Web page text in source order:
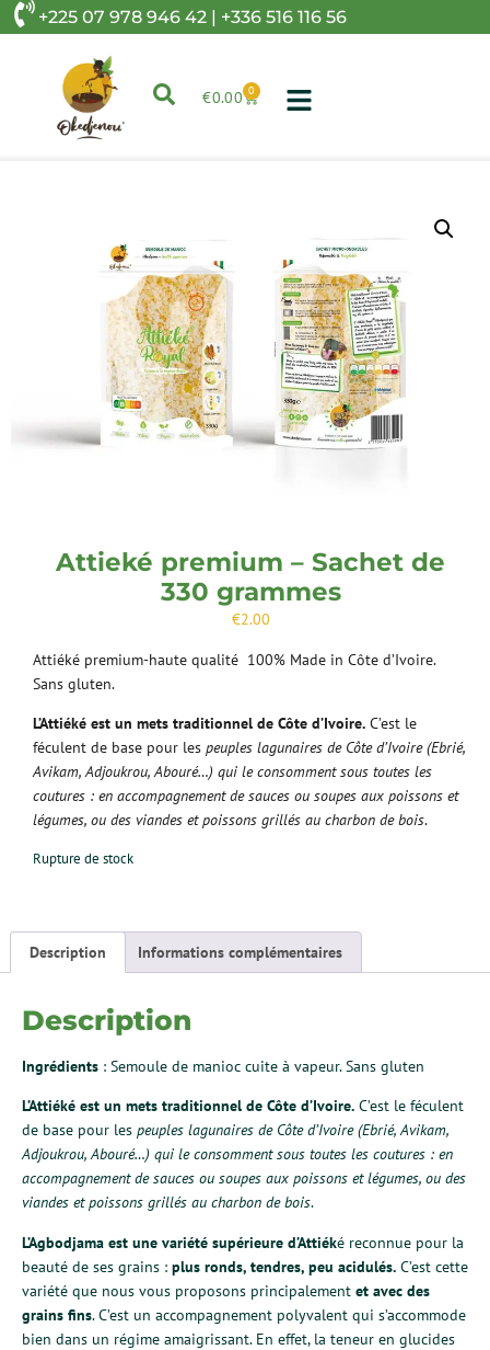
+225 07 978 946 42 | +336 516 116 56
€0.00 0
Attieké premium – Sachet de
330 grammes
€2.00
Attiéké premium-haute qualité 100% Made in Côte d’Ivoire.
Sans gluten.
L’Attiéké est un mets traditionnel de Côte d’Ivoire. C’est le
féculent de base pour les peuples lagunaires de Côte d’Ivoire (Ebrié,
Avikam, Adjoukrou, Abouré…) qui le consomment sous toutes les
coutures : en accompagnement de sauces ou soupes aux poissons et
légumes, ou des viandes et poissons grillés au charbon de bois.
Rupture de stock
Description Informations complémentaires
Description
Ingrédients : Semoule de manioc cuite à vapeur. Sans gluten
L’Attiéké est un mets traditionnel de Côte d’Ivoire. C’est le féculent
de base pour les peuples lagunaires de Côte d’Ivoire (Ebrié, Avikam,
Adjoukrou, Abouré…) qui le consomment sous toutes les coutures : en
accompagnement de sauces ou soupes aux poissons et légumes, ou des
viandes et poissons grillés au charbon de bois.
L’Agbodjama est une variété supérieure d’Attiéké reconnue pour la
beauté de ses grains : plus ronds, tendres, peu acidulés. C’est cette
variété que nous vous proposons principalement et avec des
grains fins. C’est un accompagnement polyvalent qui s’accommode
bien dans un régime amaigrissant. En effet, la teneur en glucides